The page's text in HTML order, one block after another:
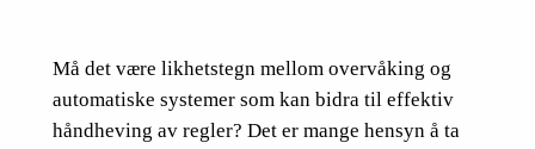
Må det være likhetstegn mellom overvåking og
automatiske systemer som kan bidra til effektiv
håndheving av regler? Det er mange hensyn å ta